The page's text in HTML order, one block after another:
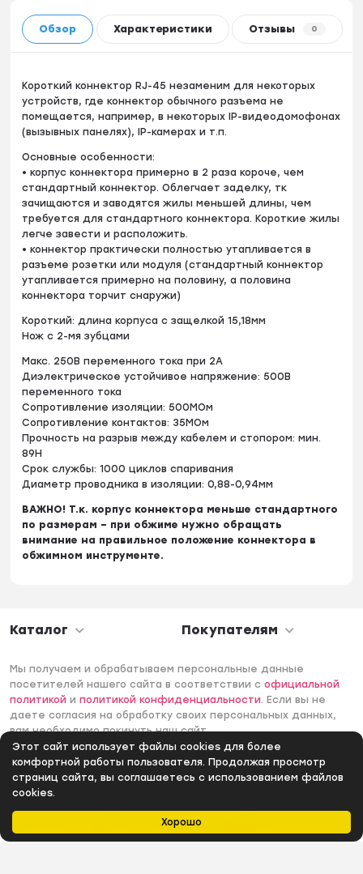
Хорошо
Этот сайт использует файлы cookies для более
комфортной работы пользователя. Продолжая просмотр
страниц сайта, вы соглашаетесь с использованием файлов
cookies.
Избранное
Обзор Характеристики Отзывы 0
Короткий коннектор RJ-45 незаменим для некоторых
устройств, где коннектор обычного разъема не
помещается, например, в некоторых IP-видеодомофонах
(вызывных панелях), IP-камерах и т.п.
Основные особенности:
• корпус коннектора примерно в 2 раза короче, чем
стандартный коннектор. Облегчает заделку, тк
зачищаются и заводятся жилы меньшей длины, чем
требуется для стандартного коннектора. Короткие жилы
легче завести и расположить.
• коннектор практически полностью утапливается в
разъеме розетки или модуля (стандартный коннектор
утапливается примерно на половину, а половина
коннектора торчит снаружи)
Короткий: длина корпуса с защелкой 15,18мм
Нож с 2-мя зубцами
Макс. 250В переменного тока при 2А
Диэлектрическое устойчивое напряжение: 500В
переменного тока
Сопротивление изоляции: 500МОм
Сопротивление контактов: 35МОм
Прочность на разрыв между кабелем и стопором: мин.
89Н
Срок службы: 1000 циклов спаривания
Диаметр проводника в изоляции: 0,88-0,94мм
ВАЖНО! Т.к. корпус коннектора меньше стандартного
по размерам – при обжиме нужно обращать
внимание на правильное положение коннектора в
обжимном инструменте.
Каталог Покупателям
Мы получаем и обрабатываем персональные данные
посетителей нашего сайта в соответствии софициальной
политикой иполитикой конфиденциальности. Если вы не
даете согласия на обработку своих персональных данных,
вам необходимо покинуть наш сайт.
© 2006 -2026 Интернет-магазин Лантек. Все права
защищены.